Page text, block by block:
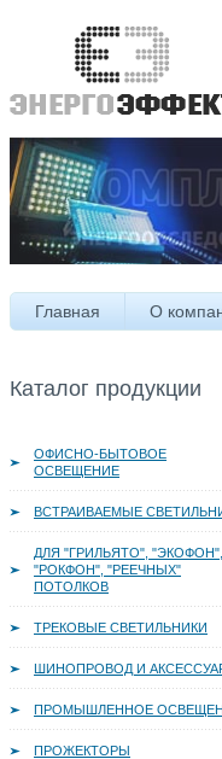
Главная О
Каталог продукции
ОФИСНО-БЫТОВОЕ
ОСВЕЩЕНИЕ
ВСТРАИВАЕМЫЕ
ДЛЯ "ГРИЛЬЯТО", "ЭКОФОН",
"РОКФОН", "РЕЕЧНЫХ"
ПОТОЛКОВ
ТРЕКОВЫЕ СВЕТИЛЬНИКИ
ШИНОПРОВОД И
ПРОМЫШЛЕННОЕ
ПРОЖЕКТОРЫ